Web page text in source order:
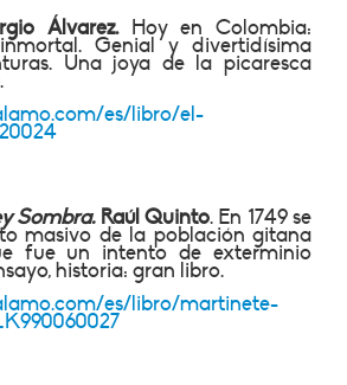
Álvarez.Hoy en Colombia:
Genial y divertidísima
Una joya de la picaresca
es/libro/el-
Sombra. Raúl Quinto. En 1749 se
masivo de la población gitana
fue un intento de exterminio
historia: gran libro.
es/libro/martinete-